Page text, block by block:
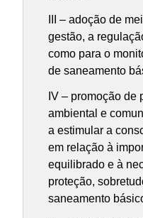
III – adoção de
gestão, a
como para o
de saneamento
IV – promoção de
ambiental e
a estimular a
em relação à
equilibrado e à
proteção,
saneamento